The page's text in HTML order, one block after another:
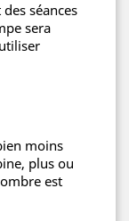
séances
sera
moins
plus ou
est